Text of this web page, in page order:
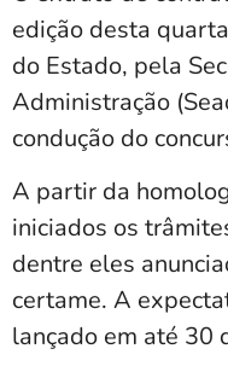
edição desta
do Estado, pela
Administração
condução do
A partir da
iniciados os
dentre eles
certame. A
lançado em até 30